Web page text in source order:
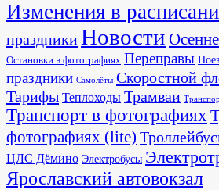
Изменения в
праздникиНовости
Остановки в фотографиях Переправы
праздники Самолёты Скоростной
Тарифы Теплоходы Трамваи
Транспорт в фотографиях
фотографиях (lite)
ЦЛС Дёмино Электробусы
Ярославский автовокзал